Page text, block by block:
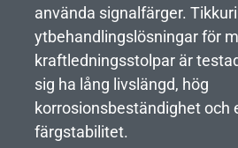
använda signalfärger.
ytbehandlingslösningar för
kraftledningsstolpar är
sig ha lång livslängd, hög
korrosionsbeständighet och
färgstabilitet.